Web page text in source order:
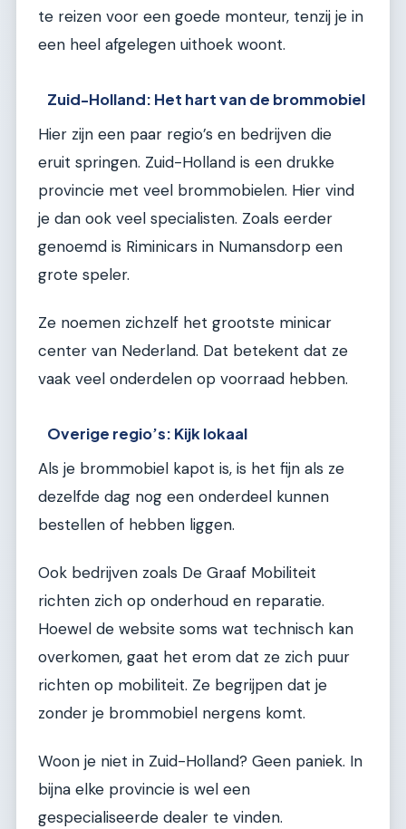
te reizen voor een goede monteur, tenzij je in
een heel afgelegen uithoek woont.
Zuid-Holland: Het hart van de brommobiel
Hier zijn een paar regio’s en bedrijven die
eruit springen. Zuid-Holland is een drukke
provincie met veel brommobielen. Hier vind
je dan ook veel specialisten. Zoals eerder
genoemd is Riminicars in Numansdorp een
grote speler.
Ze noemen zichzelf het grootste minicar
center van Nederland. Dat betekent dat ze
vaak veel onderdelen op voorraad hebben.
Overige regio’s: Kijk lokaal
Als je brommobiel kapot is, is het fijn als ze
dezelfde dag nog een onderdeel kunnen
bestellen of hebben liggen.
Ook bedrijven zoals De Graaf Mobiliteit
richten zich op onderhoud en reparatie.
Hoewel de website soms wat technisch kan
overkomen, gaat het erom dat ze zich puur
richten op mobiliteit. Ze begrijpen dat je
zonder je brommobiel nergens komt.
Woon je niet in Zuid-Holland? Geen paniek. In
bijna elke provincie is wel een
gespecialiseerde dealer te vinden.